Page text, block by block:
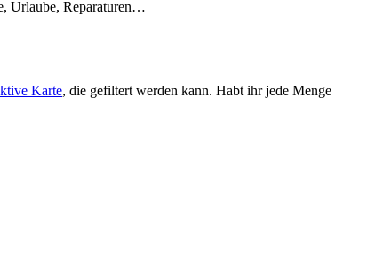
Urlaube, Reparaturen…
Karte, die gefiltert werden kann. Habt ihr jede Menge